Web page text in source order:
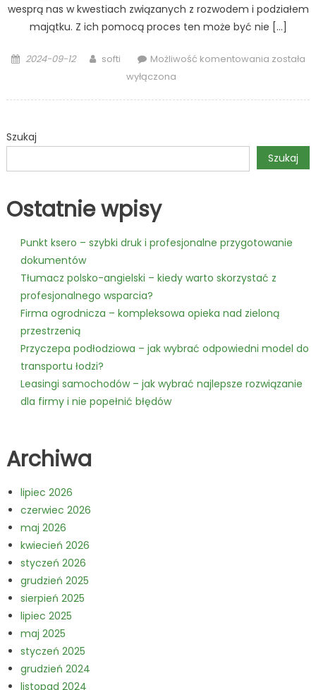
wesprą nas w kwestiach związanych z rozwodem i podziałem
majątku. Z ich pomocą proces ten może być nie […]
Posted
2024-09-12 Author
softi Możliwość komentowania Rozwód
prawnik
i
pomóc?
została
wyłączona
Szukaj
Szukaj
Ostatnie wpisy
Punkt ksero – szybki druk i profesjonalne przygotowanie
dokumentów
Tłumacz polsko-angielski – kiedy warto skorzystać z
profesjonalnego wsparcia?
Firma ogrodnicza – kompleksowa opieka nad zieloną
przestrzenią
Przyczepa podłodziowa – jak wybrać odpowiedni model do
transportu łodzi?
Leasingi samochodów – jak wybrać najlepsze rozwiązanie
dla firmy i nie popełnić błędów
Archiwa
lipiec 2026
czerwiec 2026
maj 2026
kwiecień 2026
styczeń 2026
grudzień 2025
sierpień 2025
lipiec 2025
maj 2025
styczeń 2025
grudzień 2024
listopad 2024